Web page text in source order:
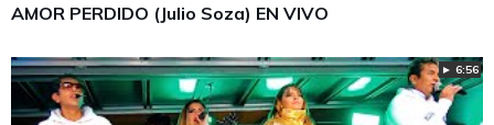
AMOR PERDIDO (Julio Soza) EN VIVO
► 6:56